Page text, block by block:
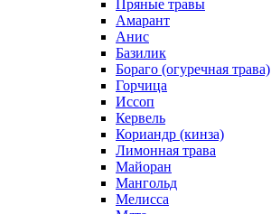
Пряные травы
Амарант
Анис
Базилик
Бораго (огуречная трава)
Горчица
Иссоп
Кервель
Кориандр (кинза)
Лимонная трава
Майоран
Мангольд
Мелисса